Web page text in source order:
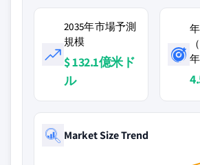
2035年市場予測
規模
$ 132.1億米ド
ル
年
Market Size Trend